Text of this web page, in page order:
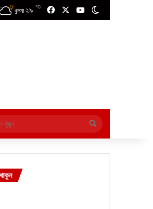
খুলনা ২৯ ℃ FacebookYouTube
এখানে
খুঁজুন